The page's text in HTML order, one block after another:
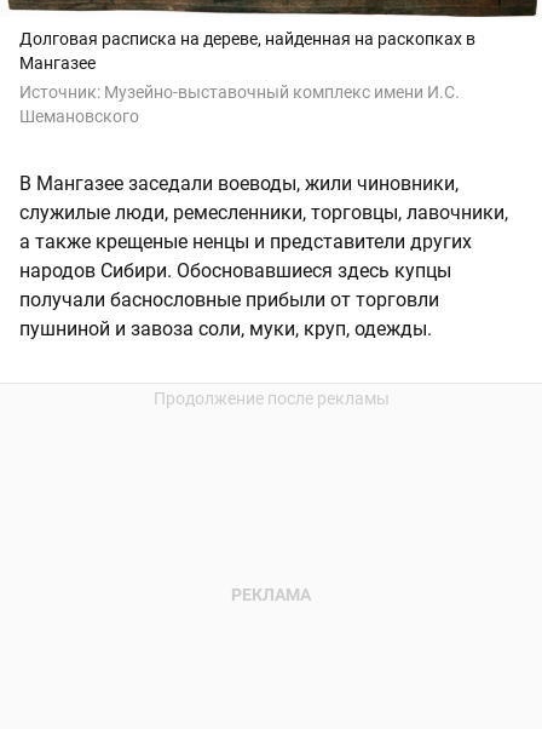
Долговая расписка на дереве, найденная на раскопках в
Мангазее
Источник: Музейно-выставочный комплекс имени И.С.
Шемановского
В Мангазее заседали воеводы, жили чиновники,
служилые люди, ремесленники, торговцы, лавочники,
а также крещеные ненцы и представители других
народов Сибири. Обосновавшиеся здесь купцы
получали баснословные прибыли от торговли
пушниной и завоза соли, муки, круп, одежды.